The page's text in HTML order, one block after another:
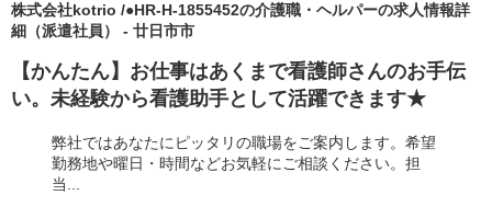
株式会社kotrio /●HR-H-1855452の介護職・ヘルパーの求人情報詳
細（派遣社員） - 廿日市市
【かんたん】お仕事はあくまで看護師さんのお手伝
い。未経験から看護助手として活躍できます★
弊社ではあなたにピッタリの職場をご案内します。希望
勤務地や曜日・時間などお気軽にご相談ください。担
当...